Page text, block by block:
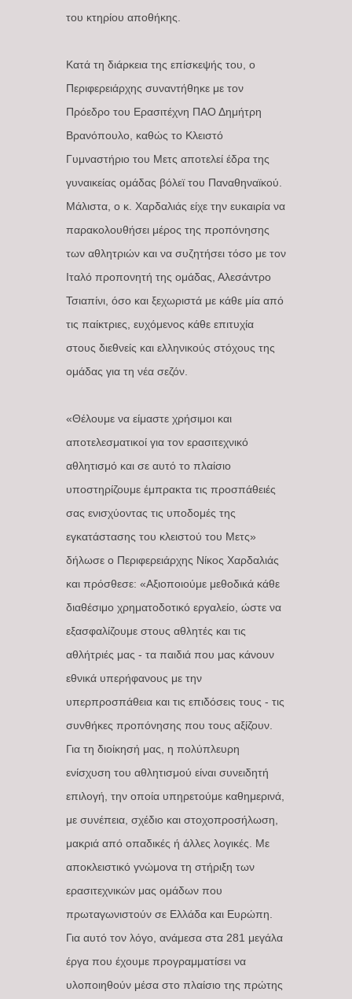
του κτηρίου αποθήκης.
Κατά τη διάρκεια της επίσκεψής του, ο
Περιφερειάρχης συναντήθηκε με τον
Πρόεδρο του Ερασιτέχνη ΠΑΟ Δημήτρη
Βρανόπουλο, καθώς το Κλειστό
Γυμναστήριο του Μετς αποτελεί έδρα της
γυναικείας ομάδας βόλεϊ του Παναθηναϊκού.
Μάλιστα, ο κ. Χαρδαλιάς είχε την ευκαιρία να
παρακολουθήσει μέρος της προπόνησης
των αθλητριών και να συζητήσει τόσο με τον
Ιταλό προπονητή της ομάδας, Αλεσάντρο
Τσιαπίνι, όσο και ξεχωριστά με κάθε μία από
τις παίκτριες, ευχόμενος κάθε επιτυχία
στους διεθνείς και ελληνικούς στόχους της
ομάδας για τη νέα σεζόν.
«Θέλουμε να είμαστε χρήσιμοι και
αποτελεσματικοί για τον ερασιτεχνικό
αθλητισμό και σε αυτό το πλαίσιο
υποστηρίζουμε έμπρακτα τις προσπάθειές
σας ενισχύοντας τις υποδομές της
εγκατάστασης του κλειστού του Μετς»
δήλωσε ο Περιφερειάρχης Νίκος Χαρδαλιάς
και πρόσθεσε: «Αξιοποιούμε μεθοδικά κάθε
διαθέσιμο χρηματοδοτικό εργαλείο, ώστε να
εξασφαλίζουμε στους αθλητές και τις
αθλήτριές μας - τα παιδιά που μας κάνουν
εθνικά υπερήφανους με την
υπερπροσπάθεια και τις επιδόσεις τους - τις
συνθήκες προπόνησης που τους αξίζουν.
Για τη διοίκησή μας, η πολύπλευρη
ενίσχυση του αθλητισμού είναι συνειδητή
επιλογή, την οποία υπηρετούμε καθημερινά,
με συνέπεια, σχέδιο και στοχοπροσήλωση,
μακριά από οπαδικές ή άλλες λογικές. Με
αποκλειστικό γνώμονα τη στήριξη των
ερασιτεχνικών μας ομάδων που
πρωταγωνιστούν σε Ελλάδα και Ευρώπη.
Για αυτό τον λόγο, ανάμεσα στα 281 μεγάλα
έργα που έχουμε προγραμματίσει να
υλοποιηθούν μέσα στο πλαίσιο της πρώτης